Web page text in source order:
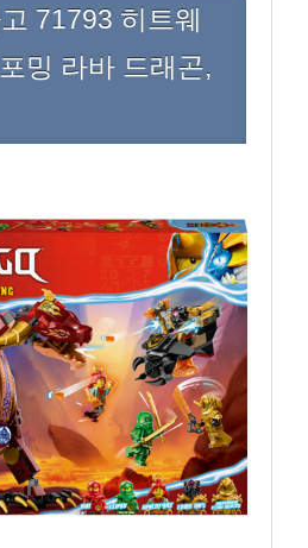
71793 히트웨
밍 라바 드래곤,